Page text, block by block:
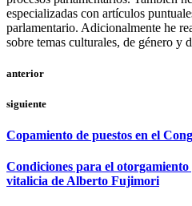
especializadas con artículos
parlamentario. Adicionalmente he
sobre temas culturales, de género y
anterior
siguiente
Copamiento de puestos en el
Condiciones para el
vitalicia de Alberto Fujimori